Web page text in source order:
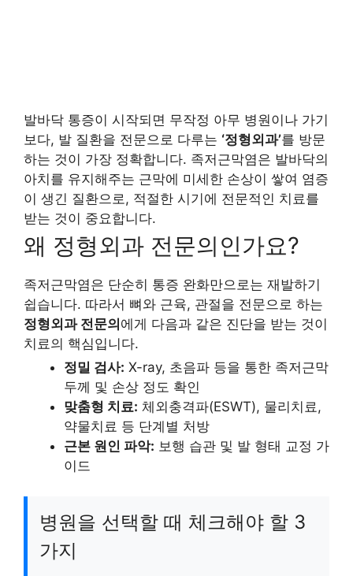
발바닥 통증이 시작되면 무작정 아무 병원이나 가기
보다, 발 질환을 전문으로 다루는 ‘정형외과’를 방문
하는 것이 가장 정확합니다. 족저근막염은 발바닥의
아치를 유지해주는 근막에 미세한 손상이 쌓여 염증
이 생긴 질환으로, 적절한 시기에 전문적인 치료를
받는 것이 중요합니다.
왜 정형외과 전문의인가요?
족저근막염은 단순히 통증 완화만으로는 재발하기
쉽습니다. 따라서 뼈와 근육, 관절을 전문으로 하는
정형외과 전문의에게 다음과 같은 진단을 받는 것이
치료의 핵심입니다.
정밀 검사: X-ray, 초음파 등을 통한 족저근막
두께 및 손상 정도 확인
맞춤형 치료: 체외충격파(ESWT), 물리치료,
약물치료 등 단계별 처방
근본 원인 파악: 보행 습관 및 발 형태 교정 가
이드
병원을 선택할 때 체크해야 할 3
가지